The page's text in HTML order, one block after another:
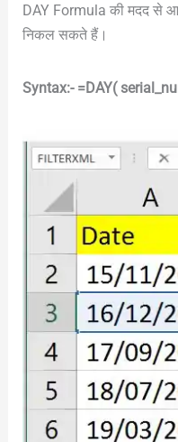
DAY Formula की मदद से
निकल सकते हैं।
Syntax:- =DAY(